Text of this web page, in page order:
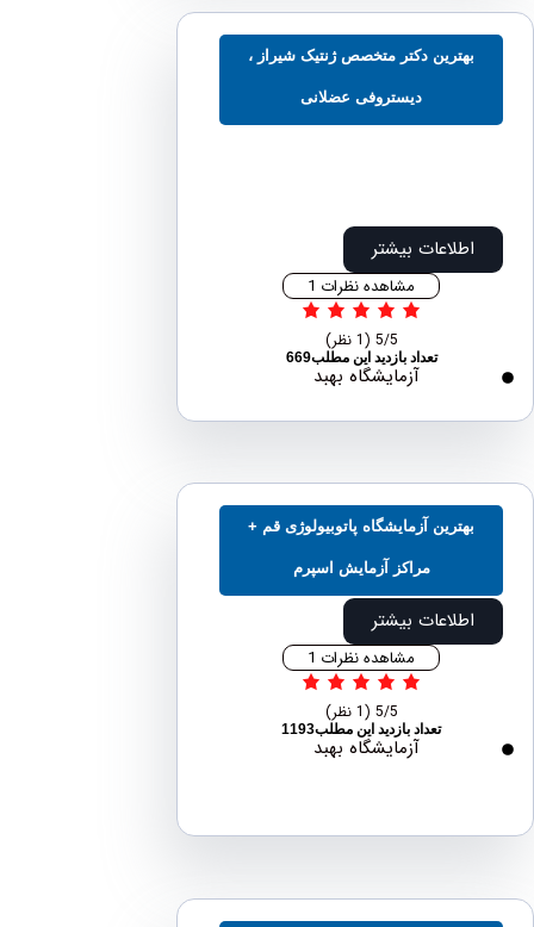
بهترین دکتر متخصص ژنتیک شیراز ،
دیستروفی عضلانی
اطلاعات بیشتر
مشاهده نظرات 1
تعداد بازدید این مطلب669
آزمایشگاه بهبد
بهترین آزمایشگاه پاتوبیولوژی قم +
مراکز آزمایش اسپرم
اطلاعات بیشتر
مشاهده نظرات 1
تعداد بازدید این مطلب1193
آزمایشگاه بهبد